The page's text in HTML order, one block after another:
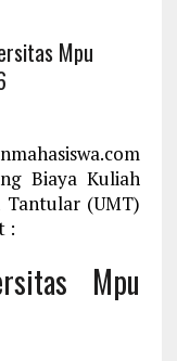
Mpu
Biaya Kuliah
Tantular (UMT)
:
Mpu